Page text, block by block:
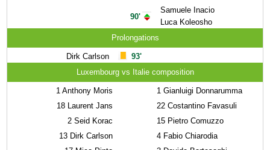
90'
Samuele Inacio
Luca Koleosho
Prolongations
Dirk Carlson
93'
Luxembourg vs Italie composition
1 Anthony Moris
18 Laurent Jans
2 Seid Korac
13 Dirk Carlson
1 Gianluigi Donnarumma
22 Costantino Favasuli
15 Pietro Comuzzo
4 Fabio Chiarodia